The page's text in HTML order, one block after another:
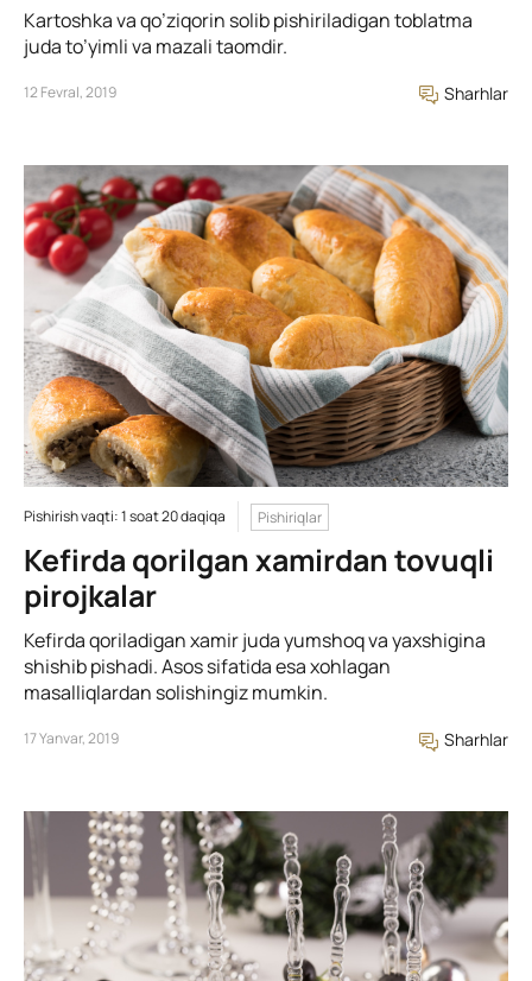
Kartoshka va qo’ziqorin solib pishiriladigan toblatma
juda to’yimli va mazali taomdir.
12 Fevral, 2019 Sharhlar
Pishirish vaqti: 1 soat 20 daqiqa Pishiriqlar
Kefirda qorilgan xamirdan tovuqli
pirojkalar
Kefirda qoriladigan xamir juda yumshoq va yaxshigina
shishib pishadi. Asos sifatida esa xohlagan
masalliqlardan solishingiz mumkin.
17 Yanvar, 2019 Sharhlar